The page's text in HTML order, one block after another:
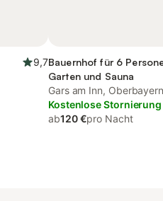
9,7Bauernhof für 6
Garten und Sauna
Gars am Inn,
Kostenlose Stornierung
ab120 €pro Nacht